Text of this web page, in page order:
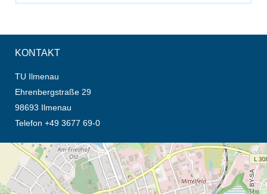
KONTAKT
TU Ilmenau
Ehrenbergstraße 29
98693 Ilmenau
Telefon +49 3677 69-0
Öffnet die Anfahrtsbeschreibung in neuem Tab (Karte)